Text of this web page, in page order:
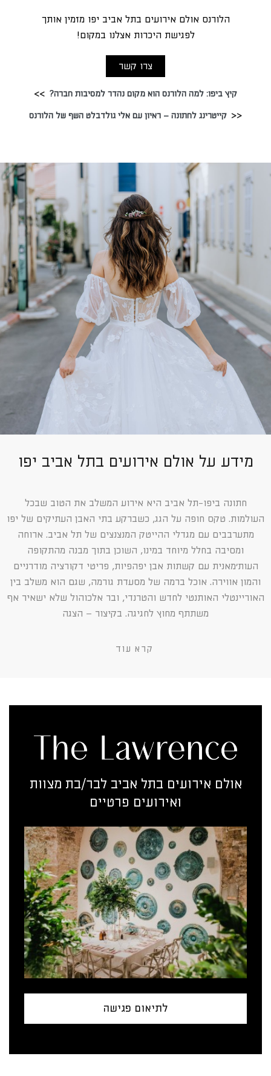
הלורנס אולם אירועים בתל אביב יפו מזמין אותך
לפגישת היכרות אצלנו במקום!
צרו קשר
קיץ ביפו: למה הלורנס הוא מקום נהדר למסיבות חברה?
קייטרינג לחתונה – ראיון עם אלי גולדבלט השף של הלורנס
מידע על אולם אירועים בתל אביב יפו
חתונה ביפו-תל אביב היא אירוע המשלב את הטוב שבכל
העולמות. טקס חופה על הגג, כשברקע בתי האבן העתיקים של יפו
מתערבבים עם מגדלי ההייטק המנצנצים של תל אביב. ארוחה
ומסיבה בחלל מיוחד במינו, השוכן בתוך מבנה מהתקופה
העות׳מאנית עם קשתות אבן יפהפיות, פריטי דקורציה מודרניים
והמון אווירה. אוכל ברמה של מסעדת גורמה, שגם הוא משלב בין
האוריינטלי האותנטי לחדש והטרנדי, ובר אלכוהול שלא ישאיר אף
משתתף מחוץ לחגיגה. בקיצור – הצגה
קרא עוד
אולם אירועים בתל אביב לבר/בת מצוות
ואירועים פרטיים
לתיאום פגישה